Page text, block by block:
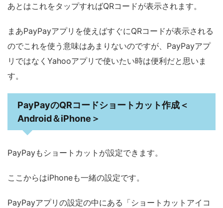
あとはこれをタップすればQRコードが表示されます。
まあPayPayアプリを使えばすぐにQRコードが表示される
のでこれを使う意味はあまりないのですが、PayPayアプ
リではなくYahooアプリで使いたい時は便利だと思いま
す。
PayPayのQRコードショートカット作成＜
Android＆iPhone＞
PayPayもショートカットが設定できます。
ここからはiPhoneも一緒の設定です。
PayPayアプリの設定の中にある「ショートカットアイコ